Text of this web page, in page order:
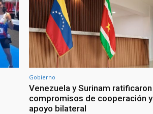
Gobierno
Venezuela y Surinam ratificaron
compromisos de cooperación y
apoyo bilateral